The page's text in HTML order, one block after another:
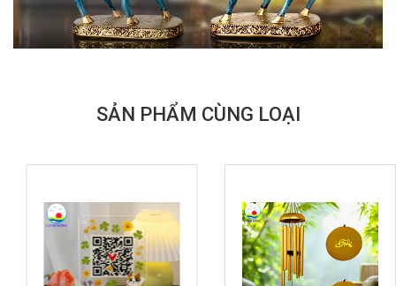
SẢN PHẨM CÙNG LOẠI